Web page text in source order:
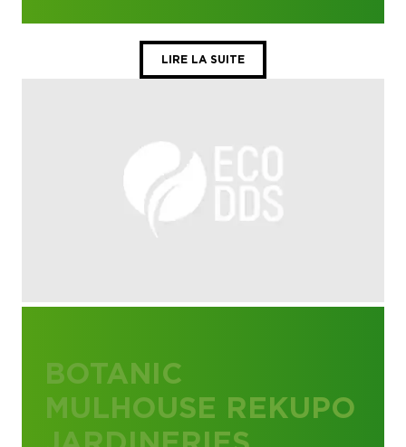
LIRE LA SUITE
BOTANIC
MULHOUSE REKUPO